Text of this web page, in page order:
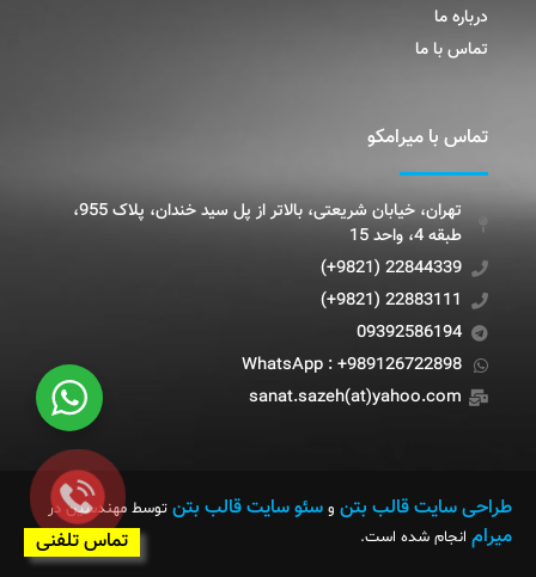
درباره ما
تماس با ما
تماس با میرامکو
تهران، خیابان شریعتی، بالاتر از پل سید خندان، پلاک 955،
طبقه 4، واحد 15
22844339 (9821+)
22883111 (9821+)
09392586194
WhatsApp : +989126722898
sanat.sazeh(at)yahoo.com
طراحی سایت قالب بتن و سئو سایت قالب بتن توسط مهندسین در
میرام انجام شده است. تماس تلفنی